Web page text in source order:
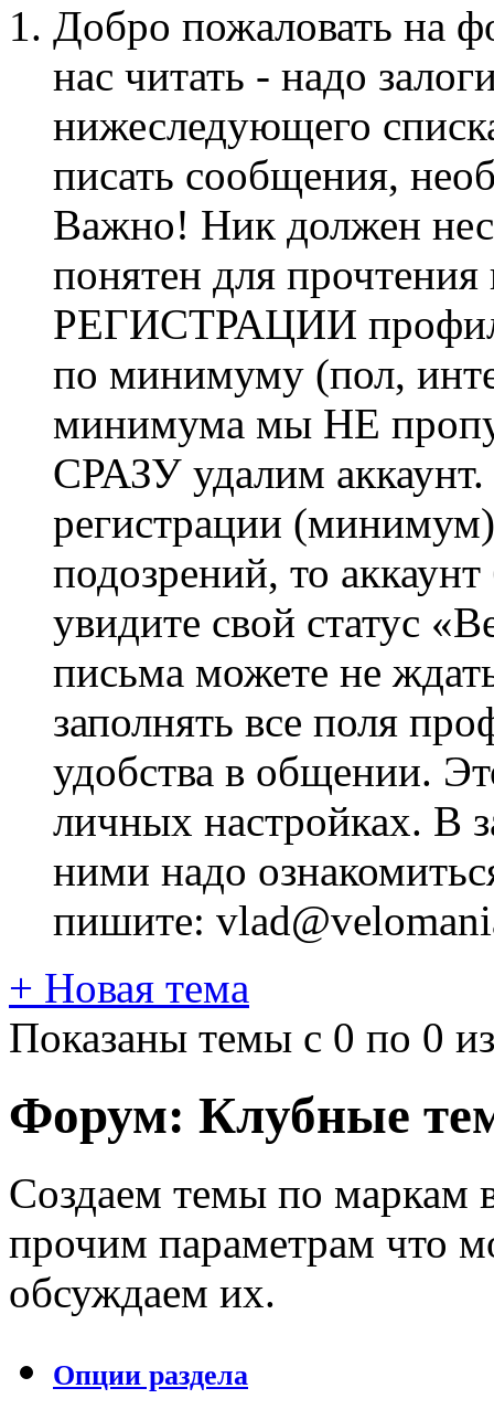
Добро пожаловать на
нас читать - надо
нижеследующего
писать сообщения,
Важно! Ник должен
понятен для
РЕГИСТРАЦИИ профиль
по минимуму (пол,
минимума мы НЕ
СРАЗУ удалим
регистрации
подозрений, то
увидите свой статус
письма можете не
заполнять все поля
удобства в общении.
личных настройках. В
ними надо
пишите:
+ Новая тема
Показаны темы с 0 по 0
Форум: Клубные
Создаем темы по маркам
прочим параметрам что
обсуждаем их.
Опции раздела